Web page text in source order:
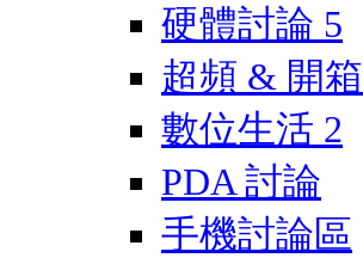
硬體討論 5
超頻 & 開箱
數位生活 2
PDA 討論
手機討論區